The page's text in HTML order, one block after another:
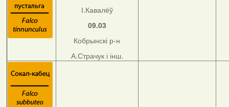
І.Кавалёў
09.03
Кобрынскі р-н
А.Страчук і інш.